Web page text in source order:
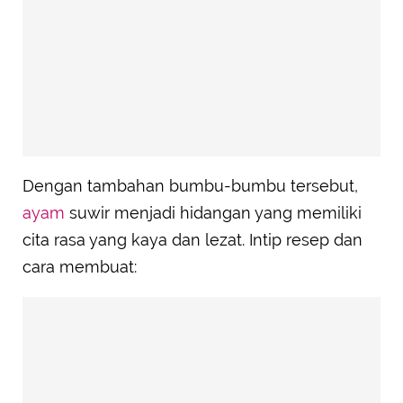
Dengan tambahan bumbu-bumbu tersebut,
ayam suwir menjadi hidangan yang memiliki
cita rasa yang kaya dan lezat. Intip resep dan
cara membuat: